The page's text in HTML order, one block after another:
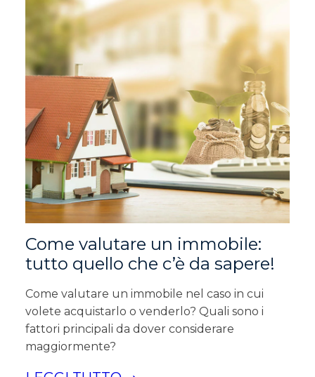
Come valutare un immobile:
tutto quello che c’è da sapere!
Come valutare un immobile nel caso in cui
volete acquistarlo o venderlo? Quali sono i
fattori principali da dover considerare
maggiormente?